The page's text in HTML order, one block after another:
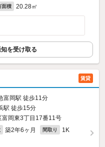
面積 20.28㎡
を受け取る
賃貸
富岡駅 徒歩11分
駅 徒歩15分
富岡東3丁目17番11号
築2年6ヶ月 間取り 1K